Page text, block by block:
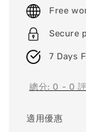
Free
Secure
7 Days
總分: 0 - 0
適用優惠